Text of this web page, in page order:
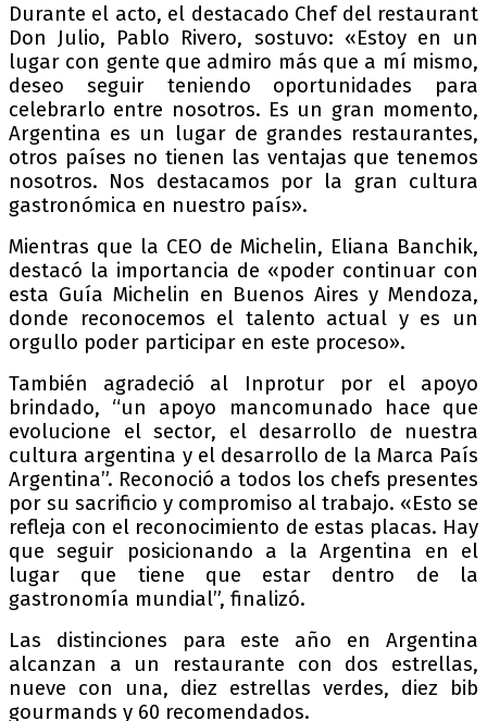
Durante el acto, el destacado Chef del restaurant
Don Julio, Pablo Rivero, sostuvo: «Estoy en un
lugar con gente que admiro más que a mí mismo,
deseo seguir teniendo oportunidades para
celebrarlo entre nosotros. Es un gran momento,
Argentina es un lugar de grandes restaurantes,
otros países no tienen las ventajas que tenemos
nosotros. Nos destacamos por la gran cultura
gastronómica en nuestro país».
Mientras que la CEO de Michelin, Eliana Banchik,
destacó la importancia de «poder continuar con
esta Guía Michelin en Buenos Aires y Mendoza,
donde reconocemos el talento actual y es un
orgullo poder participar en este proceso».
También agradeció al Inprotur por el apoyo
brindado, “un apoyo mancomunado hace que
evolucione el sector, el desarrollo de nuestra
cultura argentina y el desarrollo de la Marca País
Argentina”. Reconoció a todos los chefs presentes
por su sacrificio y compromiso al trabajo. «Esto se
refleja con el reconocimiento de estas placas. Hay
que seguir posicionando a la Argentina en el
lugar que tiene que estar dentro de la
gastronomía mundial”, finalizó.
Las distinciones para este año en Argentina
alcanzan a un restaurante con dos estrellas,
nueve con una, diez estrellas verdes, diez bib
gourmands y 60 recomendados.